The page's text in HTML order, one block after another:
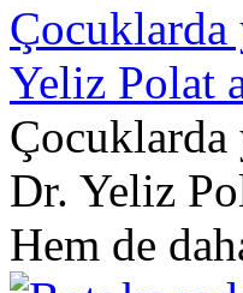
Çocuklarda
Yeliz Polat
Çocuklarda
Dr. Yeliz
Hem de